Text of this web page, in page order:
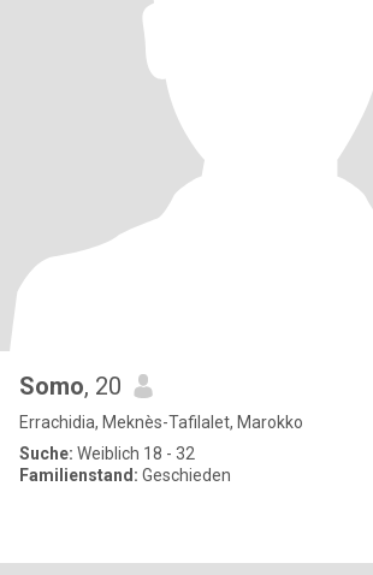
Somo, 20
Errachidia, Meknès-Tafilalet, Marokko
Suche: Weiblich 18 - 32
Familienstand: Geschieden